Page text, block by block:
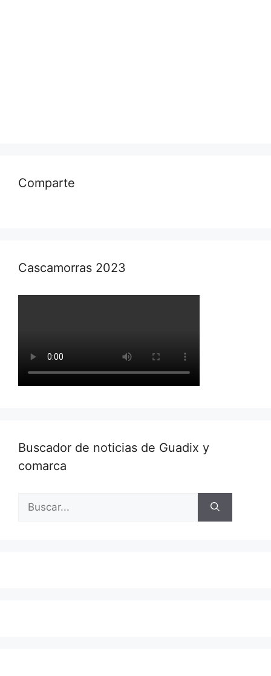
Comparte
Cascamorras 2023
Buscador de noticias de Guadix y
comarca
Buscar: